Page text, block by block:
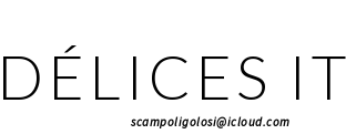
scampoligolosi@icloud.com